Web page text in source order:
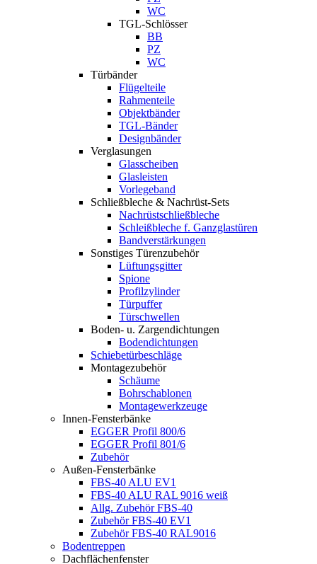
WC
TGL-Schlösser
BB
PZ
WC
Türbänder
Flügelteile
Rahmenteile
Objektbänder
TGL-Bänder
Designbänder
Verglasungen
Glasscheiben
Glasleisten
Vorlegeband
Schließbleche & Nachrüst-Sets
Nachrüstschließbleche
Schleißbleche f. Ganzglastüren
Bandverstärkungen
Sonstiges Türenzubehör
Lüftungsgitter
Spione
Profilzylinder
Türpuffer
Türschwellen
Boden- u. Zargendichtungen
Bodendichtungen
Schiebetürbeschläge
Montagezubehör
Schäume
Bohrschablonen
Montagewerkzeuge
Innen-Fensterbänke
EGGER Profil 800/6
EGGER Profil 801/6
Zubehör
Außen-Fensterbänke
FBS-40 ALU EV1
FBS-40 ALU RAL 9016 weiß
Allg. Zubehör FBS-40
Zubehör FBS-40 EV1
Zubehör FBS-40 RAL9016
Bodentreppen
Dachflächenfenster